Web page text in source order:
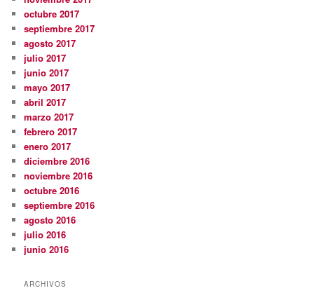
octubre 2017
septiembre 2017
agosto 2017
julio 2017
junio 2017
mayo 2017
abril 2017
marzo 2017
febrero 2017
enero 2017
diciembre 2016
noviembre 2016
octubre 2016
septiembre 2016
agosto 2016
julio 2016
junio 2016
ARCHIVOS